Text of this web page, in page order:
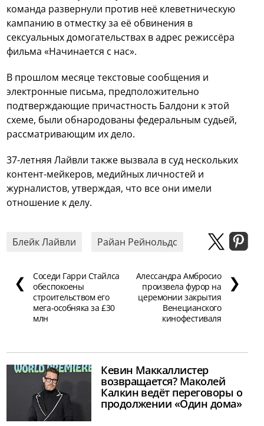
команда развернули против неё клеветническую
кампанию в отместку за её обвинения в
сексуальных домогательствах в адрес режиссёра
фильма «Начинается с нас».
В прошлом месяце текстовые сообщения и
электронные письма, предположительно
подтверждающие причастность Балдони к этой
схеме, были обнародованы федеральным судьей,
рассматривающим их дело.
37-летняя Лайвли также вызвала в суд нескольких
контент-мейкеров, медийных личностей и
журналистов, утверждая, что все они имели
отношение к делу.
Блейк Лайвли Райан Рейнольдс
❮
Соседи Гарри Стайлса
обеспокоены
строительством его
мега-особняка за £30
млн
Алессандра Амбросио
произвела фурор на
церемонии закрытия
Венецианского
кинофестиваля
❯
Кевин Маккаллистер
возвращается? Маколей
Калкин ведёт переговоры о
продолжении «Один дома»